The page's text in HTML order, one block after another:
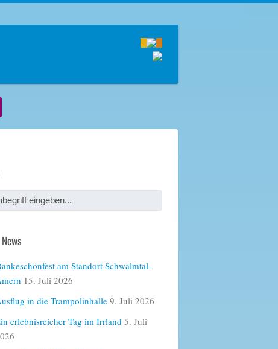
am Standort Schwalmtal-
15. Juli 2026
in die Trampolinhalle 9. Juli 2026
erlebnisreicher Tag im Irrland 5. Juli